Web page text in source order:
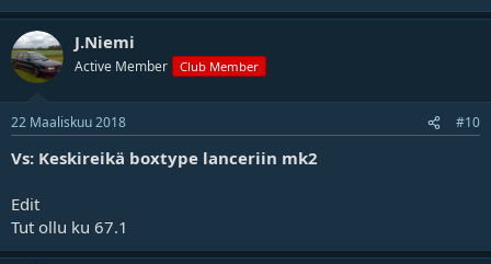
J.Niemi
Active Member Club Member
22 Maaliskuu 2018 #10
Vs: Keskireikä boxtype lanceriin mk2
Edit
Tut ollu ku 67.1